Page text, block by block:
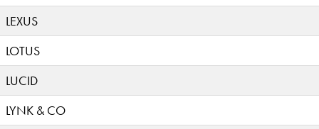
LEXUS
LOTUS
LUCID
LYNK & CO